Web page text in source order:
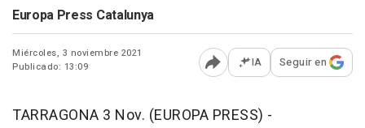
Europa Press Catalunya
Miércoles, 3 noviembre 2021
Publicado: 13:09
Abrir opciones para
IA Seguir en
TARRAGONA 3 Nov. (EUROPA PRESS) -